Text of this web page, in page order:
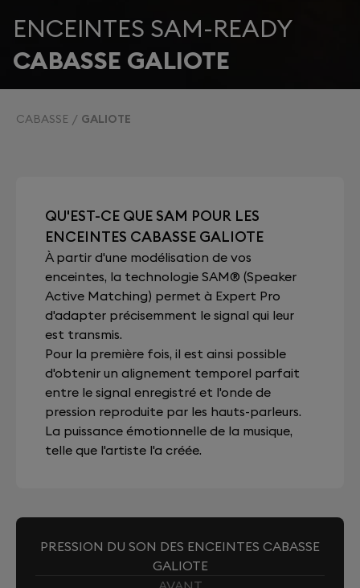
ENCEINTES SAM-READY
CABASSE GALIOTE
CABASSE GALIOTE
QU'EST-CE QUE SAM POUR LES
ENCEINTES CABASSE GALIOTE
À partir d'une modélisation de vos
enceintes, la technologie SAM® (Speaker
Active Matching) permet à Expert Pro
d'adapter précisemment le signal qui leur
est transmis.
Pour la première fois, il est ainsi possible
d'obtenir un alignement temporel parfait
entre le signal enregistré et l'onde de
pression reproduite par les hauts-parleurs.
La puissance émotionnelle de la musique,
telle que l'artiste l'a créée.
PRESSION DU SON DES ENCEINTES CABASSE
GALIOTE